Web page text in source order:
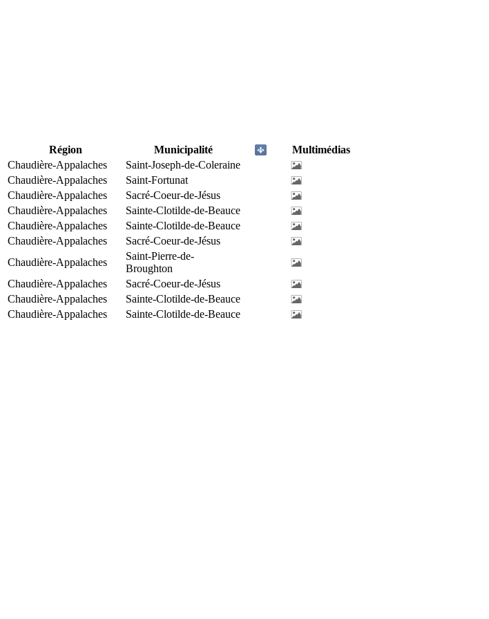
Région Municipalité
Multimédias
Chaudière-Appalaches
Saint-Joseph-de-Coleraine
Chaudière-Appalaches
Saint-Fortunat
Chaudière-Appalaches
Sacré-Coeur-de-Jésus
Chaudière-Appalaches
Sainte-Clotilde-de-Beauce
Chaudière-Appalaches
Sainte-Clotilde-de-Beauce
Chaudière-Appalaches
Sacré-Coeur-de-Jésus
Chaudière-Appalaches
Saint-Pierre-de-
Broughton
Chaudière-Appalaches
Sacré-Coeur-de-Jésus
Chaudière-Appalaches
Sainte-Clotilde-de-Beauce
Chaudière-Appalaches Sainte-Clotilde-de-Beauce